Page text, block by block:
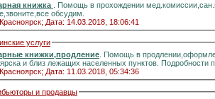
книжка
. Помощь в прохождении
обсудим.
Дата: 14.03.2018, 18:06:41
услуги
книжки,продление . Помощь в
и близ лежащих населенных пунктов.
Дата: 11.03.2018, 05:34:36
и продавцы